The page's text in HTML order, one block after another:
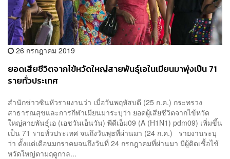
26 กรกฎาคม 2019
ยอดเสียชีวิตจากไข้หวัดใหญ่สายพันธุ์เอในเมียนมาพุ่งเป็น 71
รายทั่วประเทศ
สำนักข่าวซินหัวรายงานว่า เมื่อวันพฤหัสบดี (25 ก.ค.) กระทรวง
สาธารณสุขและการกีฬาเมียนมาระบุว่า ยอดผู้เสียชีวิตจากไข้หวัด
ใหญ่สายพันธุ์เอ (เอชวันเอ็นวัน) พีดีเอ็ม09 (A (H1N1) pdm09) เพิ่มขึ้น
เป็น 71 รายทั่วประเทศ จนถึงวันพุธที่ผ่านมา (24 ก.ค.) รายงานระบุ
ว่า ตั้งแต่เดือนมกราคมจนถึงวันที่ 24 กรกฎาคมที่ผ่านมา มีผู้ติดเชื้อไข้
หวัดใหญ่ตามฤดูกาล...